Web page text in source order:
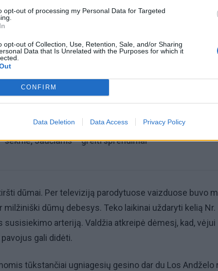
opt-out of processing my Personal Data for Targeted
opt-out of Collection, Use, Retention, Sale, and/or Sharing
Data that Is Unrelated with the Purposes for which it
CONFIRM
Data Deletion Data Access Privacy Policy
Aiškiaregės pranašystė: numatė katastrofišką karo
pabaigą Ukrainoje
sėkmė, Jaučiams – greiti sprendimai
dūmai. Per televiziją parodytuose vaizduose buvo
milžiniški dūmų debesys. Teko laikinai uždaryti kelią Nr.
susisiekimo arteriją. Valdžia atkreipė dėmesį, kad, vėjui
gali didėti.
tūkstančiai ugniagesių gesino dar du Los Andželo